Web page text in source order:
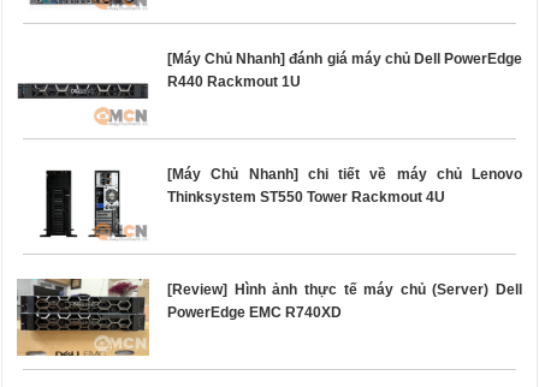
[Máy Chủ Nhanh] đánh giá máy chủ Dell PowerEdge
R440 Rackmout 1U
[Máy Chủ Nhanh] chi tiết về máy chủ Lenovo
Thinksystem ST550 Tower Rackmout 4U
[Review] Hình ảnh thực tế máy chủ (Server) Dell
PowerEdge EMC R740XD